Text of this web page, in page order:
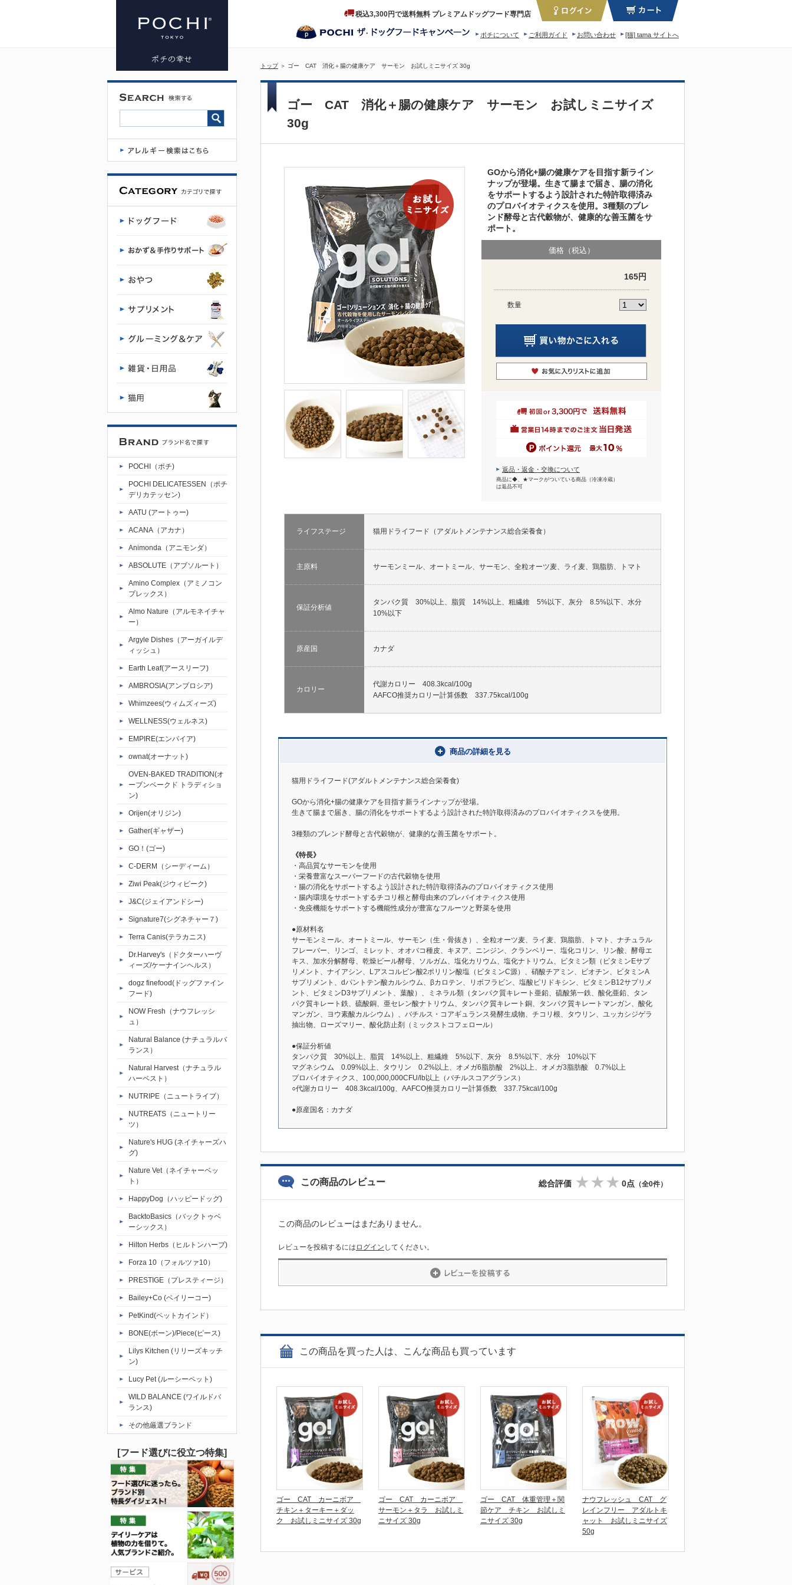
ゴー
CAT 消化
＋腸の健康
ケア サー
モン お試
しミニサイ
ズ | プレミ
アムドッグ
フード専門
店・通販
POCHI - ポ
チ公式サイ
ト
税込3,300円で送料無料 プレミアムドッグフード専門店
[猫] tama サイトへ
お問い合わせ
ご利用ガイド
ポチについて
トップ＞ ゴー CAT 消化＋腸の健康ケア サーモン お試しミニサイズ 30g
POCHI（ポチ)
POCHI DELICATESSEN（ポチ
デリカテッセン)
AATU (アートゥー)
ACANA（アカナ）
Animonda（アニモンダ）
ABSOLUTE（アブソルート）
Amino Complex（アミノコン
プレックス）
Almo Nature（アルモネイチャ
ー）
Argyle Dishes（アーガイルデ
ィッシュ）
Earth Leaf(アースリーフ)
AMBROSIA(アンブロシア)
Whimzees(ウィムズィーズ)
WELLNESS(ウェルネス)
EMPIRE(エンパイア)
ownat(オーナット)
OVEN-BAKED TRADITION(オ
ーブンベークド トラディショ
ン)
Orijen(オリジン)
Gather(ギャザー)
GO！(ゴー)
C-DERM（シーディーム）
Ziwi Peak(ジウィピーク)
J&C(ジェイアンドシー)
Signature7(シグネチャー７)
Terra Canis(テラカニス)
Dr.Harvey's（ドクターハーヴ
ィーズ/ケーナインヘルス）
dogz finefood(ドッグファイン
フード)
NOW Fresh（ナウフレッシ
ュ）
Natural Balance (ナチュラルバ
ランス）
Natural Harvest（ナチュラル
ハーベスト）
NUTRIPE（ニュートライプ）
NUTREATS（ニュートリー
ツ）
Nature's HUG (ネイチャーズハ
グ)
Nature Vet（ネイチャーベッ
ト）
HappyDog（ハッピードッグ)
BacktoBasics（バックトゥベ
ーシックス）
Hilton Herbs（ヒルトンハーブ)
Forza 10（フォルツァ10）
PRESTIGE（プレスティージ）
Bailey+Co (ベイリーコー)
PetKind(ペットカインド）
BONE(ボーン)/Piece(ピース)
Lilys Kitchen (リリーズキッチ
ン)
Lucy Pet (ルーシーペット)
WILD BALANCE (ワイルドバ
ランス)
その他厳選ブランド
[フード選びに役立つ特集]
ゴー CAT 消化＋腸の健康ケア サーモン お試しミニサイズ
30g
GOから消化+腸の健康ケアを目指す新ライン
ナップが登場。生きて腸まで届き、腸の消化
をサポートするよう設計された特許取得済み
のプロバイオティクスを使用。3種類のブレ
ンド酵母と古代穀物が、健康的な善玉菌をサ
ポート。
価格（税込）
165円
数量
返品・返金・交換について
商品に◆、★マークがついている商品（冷凍冷蔵）
は返品不可
ライフステージ 猫用ドライフード（アダルトメンテナンス総合栄養食）
主原料 サーモンミール、オートミール、サーモン、全粒オーツ麦、ライ麦、鶏脂肪、トマト
保証分析値
タンパク質 30%以上、脂質 14%以上、粗繊維 5%以下、灰分 8.5%以下、水分
10%以下
原産国 カナダ
カロリー
代謝カロリー 408.3kcal/100g
AAFCO推奨カロリー計算係数 337.75kcal/100g
商品の詳細を見る
猫用ドライフード(アダルトメンテナンス総合栄養食)
GOから消化+腸の健康ケアを目指す新ラインナップが登場。
生きて腸まで届き、腸の消化をサポートするよう設計された特許取得済みのプロバイオティクスを使用。
3種類のブレンド酵母と古代穀物が、健康的な善玉菌をサポート。
《特長》
・高品質なサーモンを使用
・栄養豊富なスーパーフードの古代穀物を使用
・腸の消化をサポートするよう設計された特許取得済みのプロバイオティクス使用
・腸内環境をサポートするチコリ根と酵母由来のプレバイオティクス使用
・免疫機能をサポートする機能性成分が豊富なフルーツと野菜を使用
●原材料名
サーモンミール、オートミール、サーモン（生・骨抜き）、全粒オーツ麦、ライ麦、鶏脂肪、トマト、ナチュラル
フレーバー、リンゴ、ミレット、オオバコ種皮、キヌア、ニンジン、クランベリー、塩化コリン、リン酸、酵母エ
キス、加水分解酵母、乾燥ビール酵母、ソルガム、塩化カリウム、塩化ナトリウム、ビタミン類（ビタミンEサプ
リメント、ナイアシン、Lアスコルビン酸2ポリリン酸塩（ビタミンC源）、硝酸チアミン、ビオチン、ビタミンA
サプリメント、dパントテン酸カルシウム、βカロテン、リボフラビン、塩酸ピリドキシン、ビタミンB12サプリメ
ント、ビタミンD3サプリメント、葉酸）、ミネラル類（タンパク質キレート亜鉛、硫酸第一鉄、酸化亜鉛、タン
パク質キレート鉄、硫酸銅、亜セレン酸ナトリウム、タンパク質キレート銅、タンパク質キレートマンガン、酸化
マンガン、ヨウ素酸カルシウム）、バチルス・コアギュランス発酵生成物、チコリ根、タウリン、ユッカシジゲラ
抽出物、ローズマリー、酸化防止剤（ミックストコフェロール）
●保証分析値
タンパク質 30%以上、脂質 14%以上、粗繊維 5%以下、灰分 8.5%以下、水分 10%以下
マグネシウム 0.09%以上、タウリン 0.2%以上、オメガ6脂肪酸 2%以上、オメガ3脂肪酸 0.7%以上
プロバイオティクス、100,000,000CFU/lb以上（バチルスコアグランス）
○代謝カロリー 408.3kcal/100g、AAFCO推奨カロリー計算係数 337.75kcal/100g
●原産国名：カナダ
この商品のレビュー 総合評価 0点 （全0件）
この商品のレビューはまだありません。
レビューを投稿するには ログイン してください。
この商品を買った人は、こんな商品も買っています
ゴー CAT カーニボア
チキン＋ターキー＋ダッ
ク お試しミニサイズ 30g
ゴー CAT カーニボア
サーモン＋タラ お試しミ
ニサイズ 30g
ゴー CAT 体重管理＋関
節ケア チキン お試しミ
ニサイズ 30g
ナウフレッシュ CAT グ
レインフリー アダルトキ
ャット お試しミニサイズ
50g